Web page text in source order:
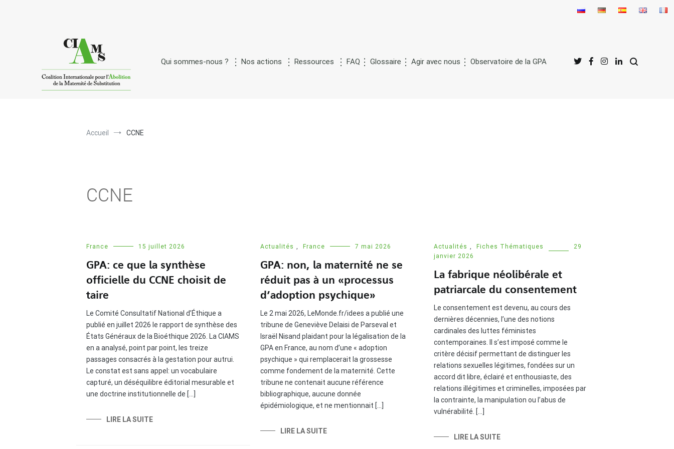
Qui sommes-nous ? Nos actions Ressources FAQ Glossaire Agir avec nous Observatoire de la GPA
Accueil CCNE
CCNE
France 15 juillet 2026
GPA: ce que la synthèse
officielle du CCNE choisit de
taire
Le Comité Consultatif National d’Éthique a
publié en juillet 2026 le rapport de synthèse des
États Généraux de la Bioéthique 2026. La CIAMS
en a analysé, point par point, les treize
passages consacrés à la gestation pour autrui.
Le constat est sans appel: un vocabulaire
capturé, un déséquilibre éditorial mesurable et
une doctrine institutionnelle de […]
LIRE LA SUITE
Actualités , France 7 mai 2026
GPA: non, la maternité ne se
réduit pas à un « processus
d’adoption psychique »
Le 2 mai 2026, LeMonde.fr/idees a publié une
tribune de Geneviève Delaisi de Parseval et
Israël Nisand plaidant pour la légalisation de la
GPA en France, au nom d’une « adoption
psychique » qui remplacerait la grossesse
comme fondement de la maternité. Cette
tribune ne contenait aucune référence
bibliographique, aucune donnée
épidémiologique, et ne mentionnait […]
LIRE LA SUITE
Actualités , Fiches Thématiques
29
janvier 2026
La fabrique néolibérale et
patriarcale du consentement
Le consentement est devenu, au cours des
dernières décennies, l’une des notions
cardinales des luttes féministes
contemporaines. Il s’est imposé comme le
critère décisif permettant de distinguer les
relations sexuelles légitimes, fondées sur un
accord dit libre, éclairé et enthousiaste, des
relations illégitimes et criminelles, imposées par
la contrainte, la manipulation ou l’abus de
vulnérabilité. […]
LIRE LA SUITE